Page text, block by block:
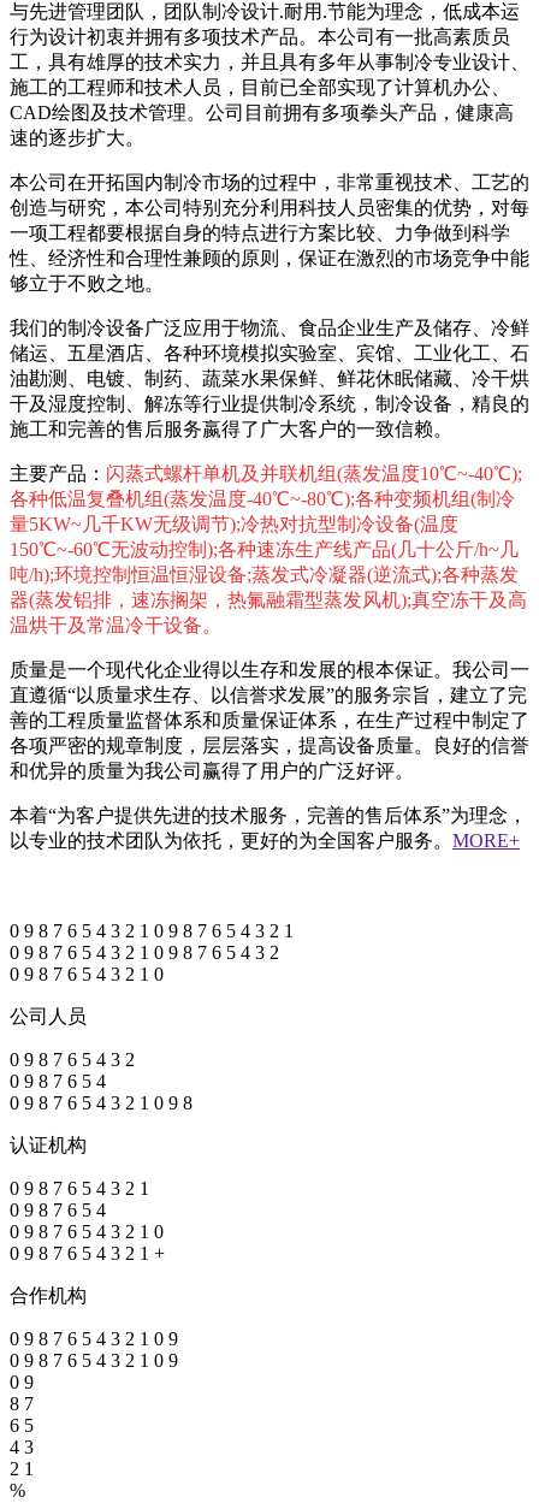
与先进管理团队，团队制冷设计.耐用.节能为理念，低成本运
行为设计初衷并拥有多项技术产品。本公司有一批高素质员
工，具有雄厚的技术实力，并且具有多年从事制冷专业设计、
施工的工程师和技术人员，目前已全部实现了计算机办公、
CAD绘图及技术管理。公司目前拥有多项拳头产品，健康高
速的逐步扩大。
本公司在开拓国内制冷市场的过程中，非常重视技术、工艺的
创造与研究，本公司特别充分利用科技人员密集的优势，对每
一项工程都要根据自身的特点进行方案比较、力争做到科学
性、经济性和合理性兼顾的原则，保证在激烈的市场竞争中能
够立于不败之地。
我们的制冷设备广泛应用于物流、食品企业生产及储存、冷鲜
储运、五星酒店、各种环境模拟实验室、宾馆、工业化工、石
油勘测、电镀、制药、蔬菜水果保鲜、鲜花休眠储藏、冷干烘
干及湿度控制、解冻等行业提供制冷系统，制冷设备，精良的
施工和完善的售后服务嬴得了广大客户的一致信赖。
主要产品： 闪蒸式螺杆单机及并联机组(蒸发温度10℃~-40℃);
各种低温复叠机组(蒸发温度-40℃~-80℃);各种变频机组(制冷
量5KW~几千KW无级调节);冷热对抗型制冷设备(温度
150℃~-60℃无波动控制);各种速冻生产线产品(几十公斤/h~几
吨/h);环境控制恒温恒湿设备;蒸发式冷凝器(逆流式);各种蒸发
器(蒸发铝排，速冻搁架，热氟融霜型蒸发风机);真空冻干及高
温烘干及常温冷干设备。
质量是一个现代化企业得以生存和发展的根本保证。我公司一
直遵循“以质量求生存、以信誉求发展”的服务宗旨，建立了完
善的工程质量监督体系和质量保证体系，在生产过程中制定了
各项严密的规章制度，层层落实，提高设备质量。良好的信誉
和优异的质量为我公司赢得了用户的广泛好评。
本着“为客户提供先进的技术服务，完善的售后体系”为理念，
以专业的技术团队为依托，更好的为全国客户服务。 MORE+
0 9 8 7 6 5 4 3 2 1 0 9 8 7 6 5 4 3 2 1
0 9 8 7 6 5 4 3 2 1 0 9 8 7 6 5 4 3 2
0 9 8 7 6 5 4 3 2 1 0
公司人员
0 9 8 7 6 5 4 3 2
0 9 8 7 6 5 4
0 9 8 7 6 5 4 3 2 1 0 9 8
认证机构
0 9 8 7 6 5 4 3 2 1
0 9 8 7 6 5 4
0 9 8 7 6 5 4 3 2 1 0
0 9 8 7 6 5 4 3 2 1 +
合作机构
0 9 8 7 6 5 4 3 2 1 0 9
0 9 8 7 6 5 4 3 2 1 0 9
0 9
8 7
6 5
4 3
2 1
%